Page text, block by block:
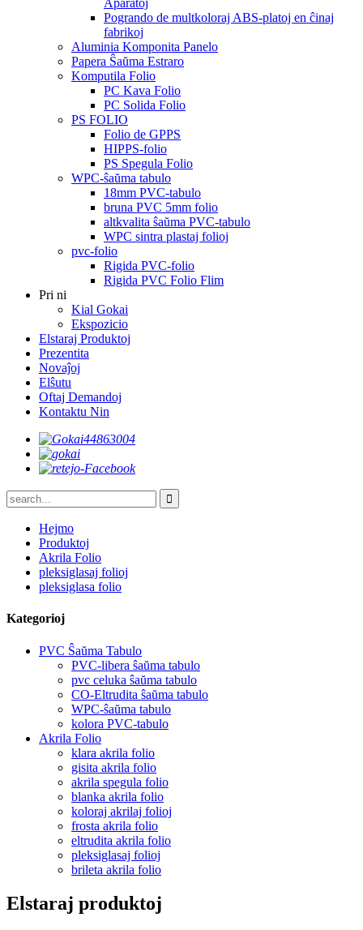
Aparatoj
Pogrando de multkoloraj ABS-platoj en ĉinaj
fabrikoj
Aluminia Komponita Panelo
Papera Ŝaŭma Estraro
Komputila Folio
PC Kava Folio
PC Solida Folio
PS FOLIO
Folio de GPPS
HIPPS-folio
PS Spegula Folio
WPC-ŝaŭma tabulo
18mm PVC-tabulo
bruna PVC 5mm folio
altkvalita ŝaŭma PVC-tabulo
WPC sintra plastaj folioj
pvc-folio
Rigida PVC-folio
Rigida PVC Folio Flim
Pri ni
Kial Gokai
Ekspozicio
Elstaraj Produktoj
Prezentita
Novaĵoj
Elŝutu
Oftaj Demandoj
Kontaktu Nin
Hejmo
Produktoj
Akrila Folio
pleksiglasaj folioj
pleksiglasa folio
Kategorioj
PVC Ŝaŭma Tabulo
PVC-libera ŝaŭma tabulo
pvc celuka ŝaŭma tabulo
CO-Eltrudita ŝaŭma tabulo
WPC-ŝaŭma tabulo
kolora PVC-tabulo
Akrila Folio
klara akrila folio
gisita akrila folio
akrila spegula folio
blanka akrila folio
koloraj akrilaj folioj
frosta akrila folio
eltrudita akrila folio
pleksiglasaj folioj
brileta akrila folio
Elstaraj produktoj